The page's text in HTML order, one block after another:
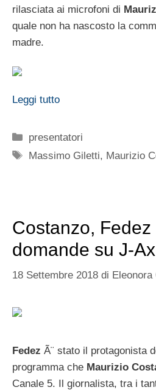
rilasciata ai microfoni di
quale non ha nascosto la
madre.
Leggi tutto
Categorie
presentatori
Tag
Massimo Giletti, Maurizio
Costanzo,
domande su J-Ax
18 Settembre 2018 di Eleonora
Fedez Ã¨ stato il protagonista
programma che Maurizio
Canale 5. Il giornalista, tra i